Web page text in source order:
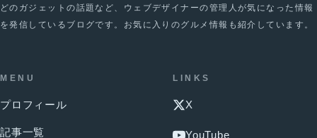
どのガジェットの話題など、ウェブデザイナーの管理人が気になった情報
を発信しているブログです。お気に入りのグルメ情報も紹介しています。
MENU
プロフィール
記事一覧
LINKS
X
YouTube